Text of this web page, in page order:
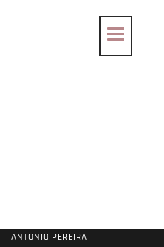
ANTONIO PEREIRA